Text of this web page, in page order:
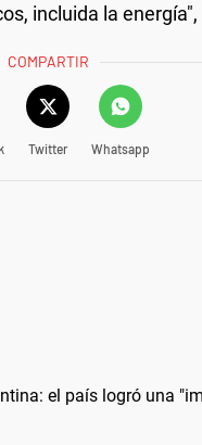
incluida la
COMPARTIR
Twitter Whatsapp
el país logró una